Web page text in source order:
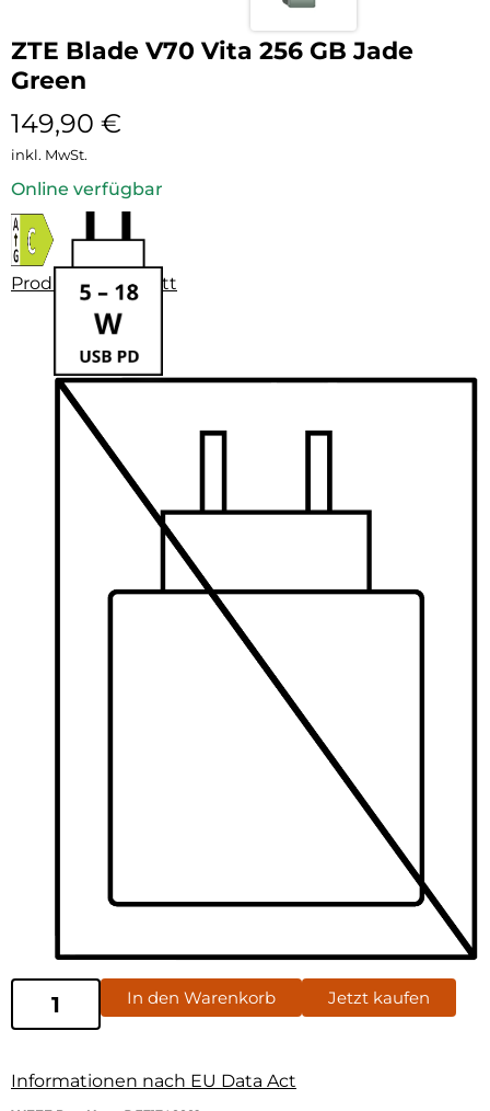
ZTE Blade V70 Vita 256 GB Jade
Green
149,90 €
inkl. MwSt.
Online verfügbar
Produktdatenblatt
In den Warenkorb Jetzt kaufen
Informationen nach EU Data Act